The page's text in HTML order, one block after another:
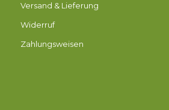
Versand & Lieferung
Widerruf
Zahlungsweisen